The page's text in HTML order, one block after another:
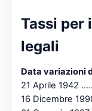
Tassi per
legali
Data variazioni
21 Aprile 1942
16 Dicembre